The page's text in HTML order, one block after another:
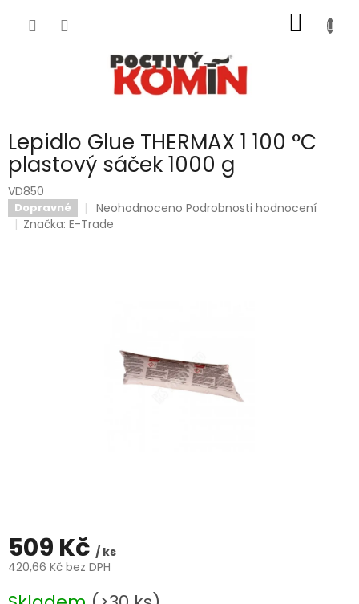
KOŠÍK
Lepidlo Glue THERMAX 1 100 °C
plastový sáček 1000 g
VD850
Dopravné
Průměrné
hodnocení
Neohodnoceno Podrobnosti hodnocení
Značka:E-Trade
509 Kč / ks
420,66 Kč bez DPH